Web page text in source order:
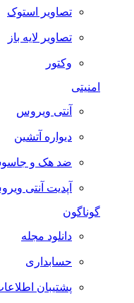
تصاویر استوک
تصاویر لایه باز
وکتور
آنتی ویروس
دیواره آتشین
ضد هک و جاسوسی
آپدیت آنتی ویروس
گوناگون
دانلود مجله
حسابداری
پشتیبان اطلاعات